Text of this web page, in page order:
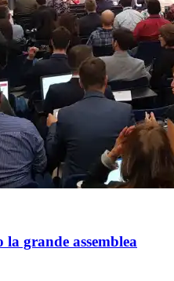
grande assemblea